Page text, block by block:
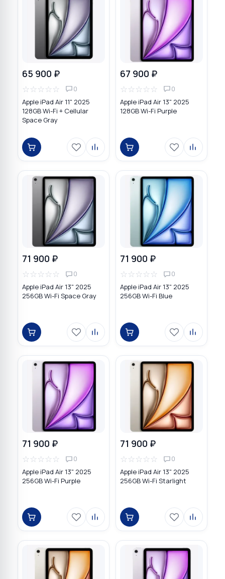
65 900 ₽
☆☆☆☆☆ 0
Apple iPad Air 11" 2025
128GB Wi-Fi + Cellular
Space Gray
67 900 ₽
☆☆☆☆☆ 0
Apple iPad Air 13" 2025
128GB Wi-Fi Purple
71 900 ₽
☆☆☆☆☆ 0
Apple iPad Air 13" 2025
256GB Wi-Fi Space Gray
71 900 ₽
☆☆☆☆☆ 0
Apple iPad Air 13" 2025
256GB Wi-Fi Blue
71 900 ₽
☆☆☆☆☆ 0
Apple iPad Air 13" 2025
256GB Wi-Fi Purple
71 900 ₽
☆☆☆☆☆ 0
Apple iPad Air 13" 2025
256GB Wi-Fi Starlight